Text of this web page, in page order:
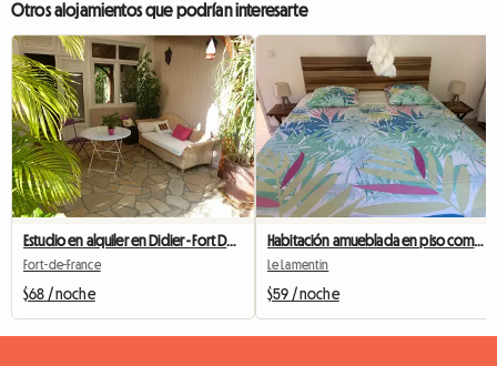
Otros alojamientos que podrían interesarte
Estudio en alquiler en Didier - Fort De France
Fort-de-France
$68 / noche
Habitación amueblada en piso compartido
Le Lamentin
$59 / noche